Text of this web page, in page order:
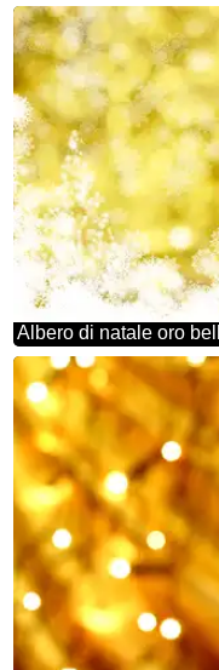
Albero di natale oro